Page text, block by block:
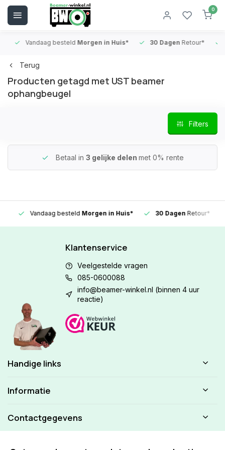
0
Vandaag besteldMorgen in Huis* 30 DagenRetour*
Terug
Producten getagd met UST beamer
ophangbeugel
Filters
Betaal in 3 gelijke delen met 0% rente
Vandaag besteldMorgen in Huis* 30 DagenRetour*
Klantenservice
Veelgestelde vragen
085-0600088
info@beamer-winkel.nl (binnen 4 uur
reactie)
Handige links
Informatie
Contactgegevens